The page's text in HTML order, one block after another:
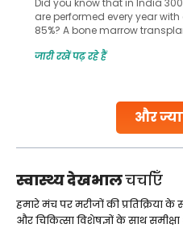
और
Did you know that in India
are performed every year
85%? A bone marrow
make all the difference. India
जारी रखें पढ़ रहे हैं
स्वास्थ्य देखभालचर्चाएँ
हमारे मंच पर मरीजों की प्रतिक्रिया
और चिकित्सा विशेषज्ञों के साथ समीक्षा